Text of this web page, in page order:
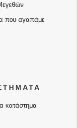
που αγαπάμε
κατάστημα